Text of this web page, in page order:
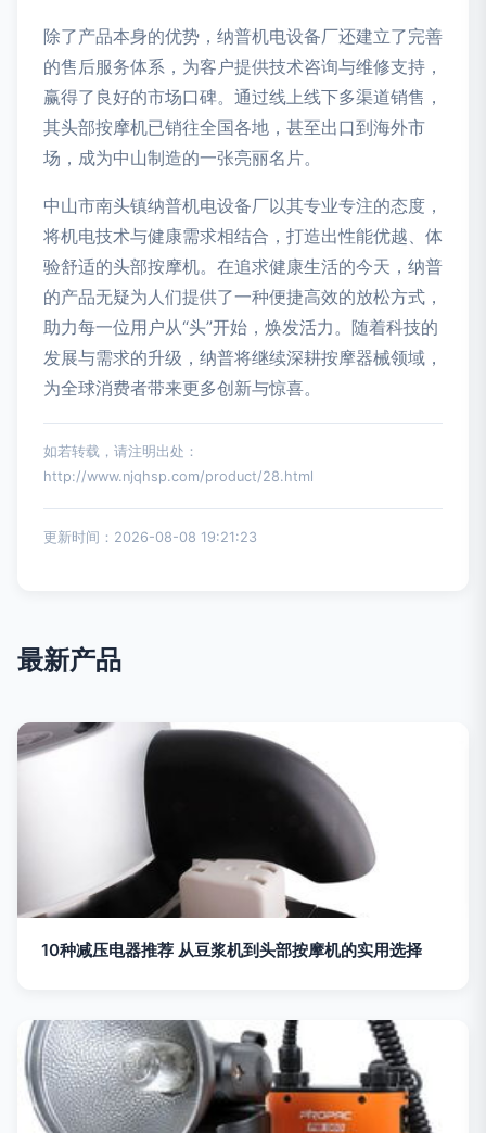
除了产品本身的优势，纳普机电设备厂还建立了完善
的售后服务体系，为客户提供技术咨询与维修支持，
赢得了良好的市场口碑。通过线上线下多渠道销售，
其头部按摩机已销往全国各地，甚至出口到海外市
场，成为中山制造的一张亮丽名片。
中山市南头镇纳普机电设备厂以其专业专注的态度，
将机电技术与健康需求相结合，打造出性能优越、体
验舒适的头部按摩机。在追求健康生活的今天，纳普
的产品无疑为人们提供了一种便捷高效的放松方式，
助力每一位用户从“头”开始，焕发活力。随着科技的
发展与需求的升级，纳普将继续深耕按摩器械领域，
为全球消费者带来更多创新与惊喜。
如若转载，请注明出处：
http://www.njqhsp.com/product/28.html
更新时间：2026-08-08 19:21:23
最新产品
10种减压电器推荐 从豆浆机到头部按摩机的实用选择